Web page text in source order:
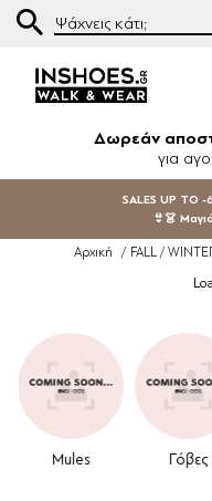
Δωρεάν
για
SALES UP
👙👗
Αρχική / FALL /
Mules Γόβες